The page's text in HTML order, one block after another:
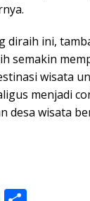
diraih ini,
semakin
wisata
menjadi
desa wisata